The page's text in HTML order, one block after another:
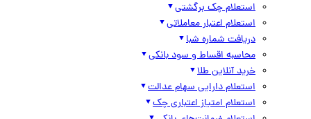
استعلام چک برگشتی
استعلام اعتبار معاملاتی
دریافت شماره شبا
محاسبه اقساط و سود بانکی
خرید آنلاین طلا
استعلام دارایی سهام عدالت
استعلام امتیاز اعتباری چک